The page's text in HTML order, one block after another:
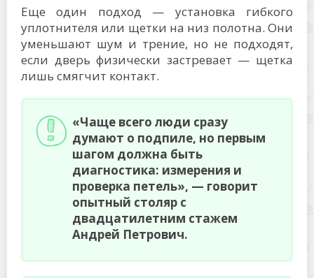
Еще один подход — установка гибкого
уплотнителя или щетки на низ полотна. Они
уменьшают шум и трение, но не подходят,
если дверь физически застревает — щетка
лишь смягчит контакт.
«Чаще всего люди сразу
думают о подпиле, но первым
шагом должна быть
диагностика: измерения и
проверка петель», — говорит
опытный столяр с
двадцатилетним стажем
Андрей Петрович.